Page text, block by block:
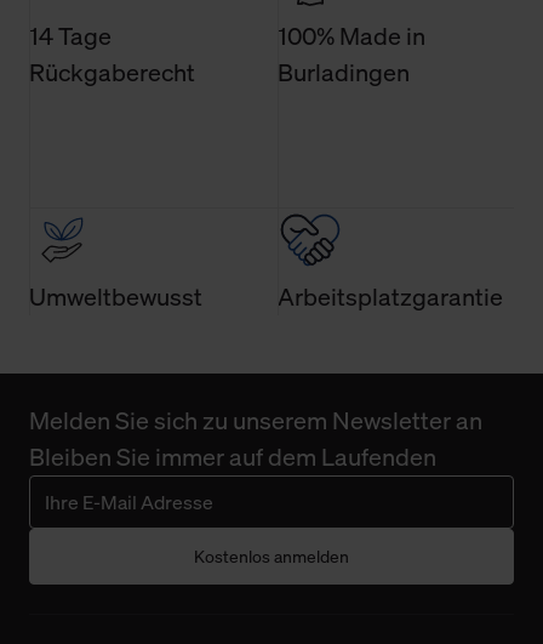
finden Sie in unserer Datenschutzerklärung.
14 Tage
Rückgaberecht
100% Made in
Burladingen
Umweltbewusst Arbeitsplatzgarantie
Melden Sie sich zu unserem Newsletter an
Bleiben Sie immer auf dem Laufenden
Kostenlos anmelden